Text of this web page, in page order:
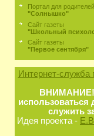
Портал для родителей
"Солнышко"
Сайт газеты
"Школьный
Сайт газеты
"Первое сентября"
Интернет-служба
ВНИМАНИЕ!
использоваться
служить
Идея проекта -